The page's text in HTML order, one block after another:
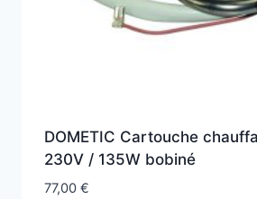
DOMETIC Cartouche
230V / 135W bobiné
77,00 €